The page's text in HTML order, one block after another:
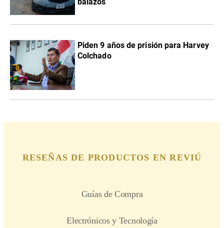
Piden 9 años de prisión para Harvey
Colchado